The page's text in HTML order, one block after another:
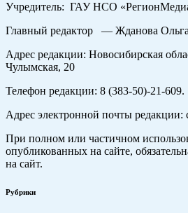
Учредитель: ГАУ НСО
Главный редактор — Жданова
Адрес редакции: Новосибирская
Чулымская, 20
Телефон редакции: 8 (383-50)-21-609.
Адрес электронной почты редакции:
При полном или частичном
опубликованных на сайте,
на сайт.
Рубрики